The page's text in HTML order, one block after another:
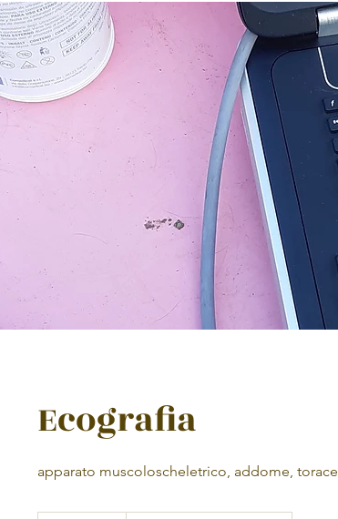
Ecografia
apparato muscoloscheletrico, addome,